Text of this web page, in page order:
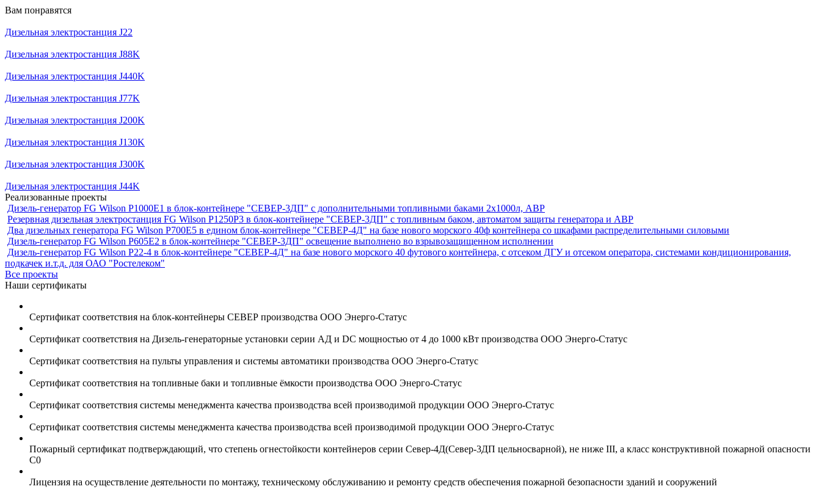
Вам понравятся
Дизельная электростанция J22
Дизельная электростанция J88K
Дизельная электростанция J440K
Дизельная электростанция J77K
Дизельная электростанция J200K
Дизельная электростанция J130K
Дизельная электростанция J300K
Дизельная электростанция J44K
Реализованные проекты
Дизель-генератор FG Wilson P1000E1 в блок-контейнере "СЕВЕР-3ДП" с дополнительными топливными баками 2х1000л, АВР
Резервная дизельная электростанция FG Wilson P1250Р3 в блок-контейнере "СЕВЕР-3ДП" с топливным баком, автоматом защиты генератора и АВР
Два дизельных генератора FG Wilson P700E5 в едином блок-контейнере "СЕВЕР-4Д" на базе нового морского 40ф контейнера со шкафами распределительными силовыми
Дизель-генератор FG Wilson P605Е2 в блок-контейнере "СЕВЕР-3ДП" освещение выполнено во взрывозащищенном исполнении
Дизель-генератор FG Wilson P22-4 в блок-контейнере "СЕВЕР-4Д" на базе нового морского 40 футового контейнера, с отсеком ДГУ и отсеком оператора, системами кондиционирования,
подкачек и.т.д. для ОАО "Ростелеком"
Все проекты
Наши сертификаты
Сертификат соответствия на блок-контейнеры СЕВЕР производства ООО Энерго-Статус
Сертификат соответствия на Дизель-генераторные установки серии АД и DC мощностью от 4 до 1000 кВт производства ООО Энерго-Статус
Сертификат соответствия на пульты управления и системы автоматики производства ООО Энерго-Статус
Сертификат соответствия на топливные баки и топливные ёмкости производства ООО Энерго-Статус
Сертификат соответствия системы менеджмента качества производства всей производимой продукции ООО Энерго-Статус
Сертификат соответствия системы менеджмента качества производства всей производимой продукции ООО Энерго-Статус
Пожарный сертификат подтверждающий, что степень огнестойкости контейнеров серии Север-4Д(Север-3ДП цельносварной), не ниже III, а класс конструктивной пожарной опасности
С0
Лицензия на осуществление деятельности по монтажу, техническому обслуживанию и ремонту средств обеспечения пожарной безопасности зданий и сооружений